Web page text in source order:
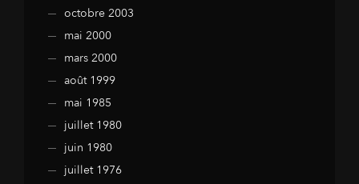
octobre 2003
mai 2000
mars 2000
août 1999
mai 1985
juillet 1980
juin 1980
juillet 1976